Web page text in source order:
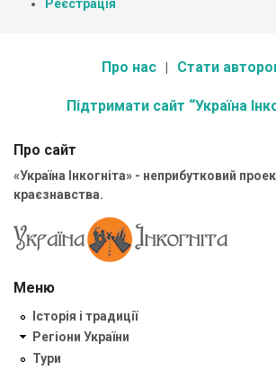
Реєстрація
Про нас Стати
Підтримати сайт “Україна
Про сайт
«Україна Інкогніта» - неприбутковий
краєзнавства.
Меню
Історія і традиції
Регіони України
Тури